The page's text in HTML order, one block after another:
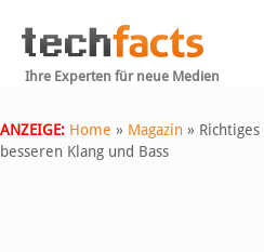
Ihre Experten für neue Medien
ANZEIGE: Home » Magazin »
besseren Klang und Bass